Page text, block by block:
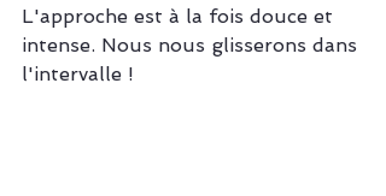
L'approche est à la fois douce et
intense. Nous nous glisserons dans
l'intervalle !